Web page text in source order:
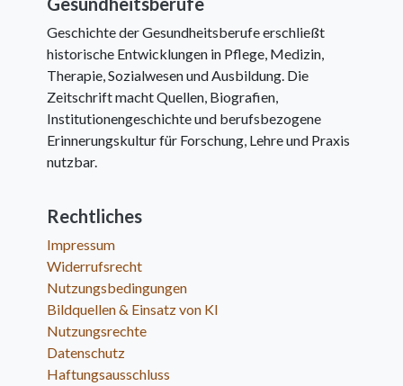
Geschichte der Gesundheitsberufe erschließt
historische Entwicklungen in Pflege, Medizin,
Therapie, Sozialwesen und Ausbildung. Die
Zeitschrift macht Quellen, Biografien,
Institutionengeschichte und berufsbezogene
Erinnerungskultur für Forschung, Lehre und Praxis
nutzbar.
Rechtliches
Impressum
Widerrufsrecht
Nutzungsbedingungen
Bildquellen & Einsatz von KI
Nutzungsrechte
Datenschutz
Haftungsausschluss